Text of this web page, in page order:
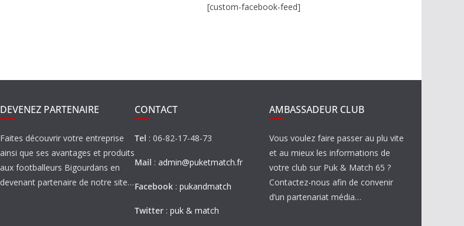
[custom-facebook-feed]
DEVENEZ PARTENAIRE
Faites découvrir votre entreprise
ainsi que ses avantages et produits
aux footballeurs Bigourdans en
devenant partenaire de notre site…
CONTACT
Tel : 06-82-17-48-73
Mail : admin@puketmatch.fr
Facebook : pukandmatch
Twitter : puk & match
AMBASSADEUR CLUB
Vous voulez faire passer au plu vite
et au mieux les informations de
votre club sur Puk & Match 65 ?
Contactez-nous afin de convenir
d’un partenariat média…